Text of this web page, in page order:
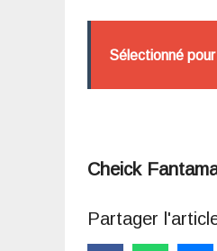
Sélectionné
Cheick
Partager